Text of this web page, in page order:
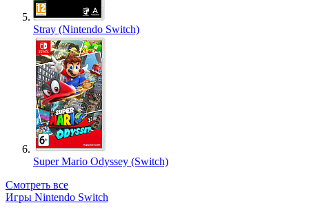
Stray (Nintendo Switch)
Super Mario Odyssey (Switch)
Смотреть все
Игры Nintendo Switch